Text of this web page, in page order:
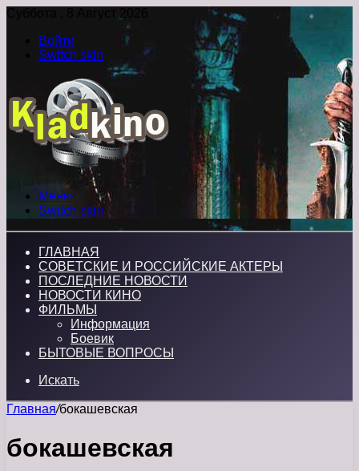
Суббота , 8 Август 2026
Войти
Switch skin
Меню
Switch skin
ГЛАВНАЯ
СОВЕТСКИЕ И РОССИЙСКИЕ АКТЕРЫ
ПОСЛЕДНИЕ НОВОСТИ
НОВОСТИ КИНО
ФИЛЬМЫ
Информация
Боевик
БЫТОВЫЕ ВОПРОСЫ
Искать
Главная/бокашевская
бокашевская